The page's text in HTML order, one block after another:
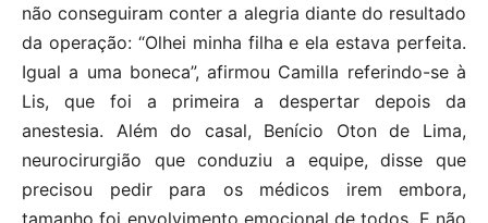
não conseguiram conter a alegria diante do resultado
da operação: “Olhei minha filha e ela estava perfeita.
Igual a uma boneca”, afirmou Camilla referindo-se à
Lis, que foi a primeira a despertar depois da
anestesia. Além do casal, Benício Oton de Lima,
neurocirurgião que conduziu a equipe, disse que
precisou pedir para os médicos irem embora,
tamanho foi envolvimento emocional de todos. E não